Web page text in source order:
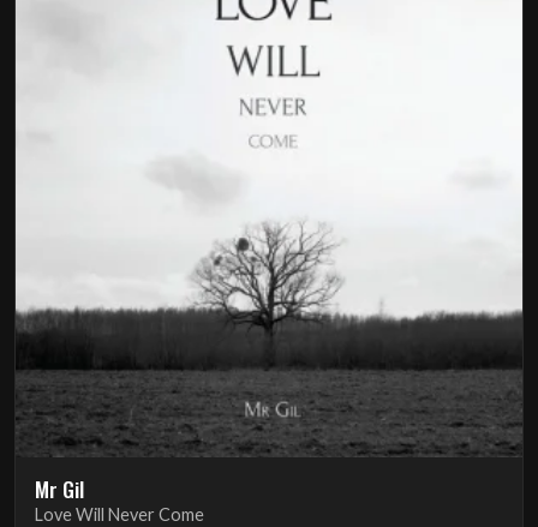
Mr Gil
Love Will Never Come